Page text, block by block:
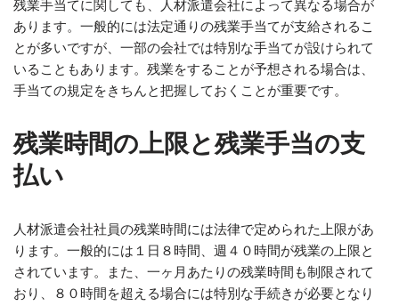
残業手当てに関しても、人材派遣会社によって異なる場合が
あります。一般的には法定通りの残業手当てが支給されるこ
とが多いですが、一部の会社では特別な手当てが設けられて
いることもあります。残業をすることが予想される場合は、
手当ての規定をきちんと把握しておくことが重要です。
残業時間の上限と残業手当の支
払い
人材派遣会社社員の残業時間には法律で定められた上限があ
ります。一般的には１日８時間、週４０時間が残業の上限と
されています。また、一ヶ月あたりの残業時間も制限されて
おり、８０時間を超える場合には特別な手続きが必要となり